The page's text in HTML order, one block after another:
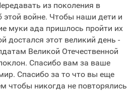
из поколения в
этой войне. Чтобы наши дети и
муки ада пришлось пройти их
достался этот великий день -
Великой Отечественной
Спасибо вам за ваше
Спасибо за то что вы еще
чтобы никогда не повторялись